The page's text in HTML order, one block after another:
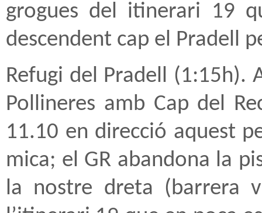
grogues del itinerari 19
descendent cap el Pradell
Refugi del Pradell (1:15h).
Pollineres amb Cap del
11.10 en direcció aquest
mica; el GR abandona la
la nostre dreta (barrera